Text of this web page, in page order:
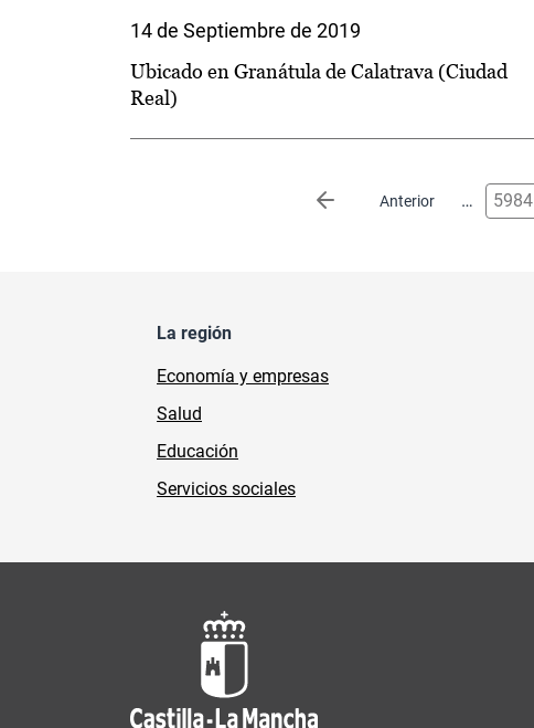
14 de Septiembre de 2019
Ubicado en Granátula de Calatrava (Ciudad
Real)
Anterior
Página anterior … 5984
La región
Economía y empresas
Salud
Educación
Servicios sociales